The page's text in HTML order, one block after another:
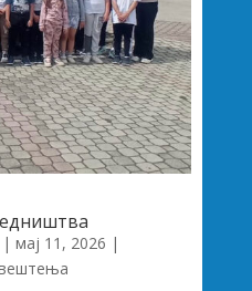
| мај 11, 2026 |